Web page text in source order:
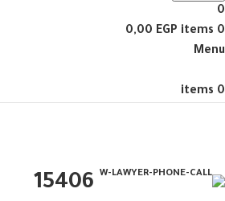
0
0
items
0,00 EGP
Menu
0
items
15406